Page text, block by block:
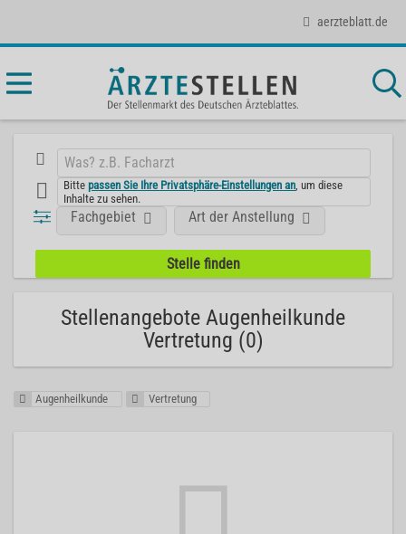
aerzteblatt.de
Bittepassen Sie Ihre Privatsphäre-Einstellungen an , um diese
Inhalte zu sehen.
Fachgebiet Art der Anstellung
Stellenangebote Augenheilkunde
Vertretung (0)
Augenheilkunde Vertretung